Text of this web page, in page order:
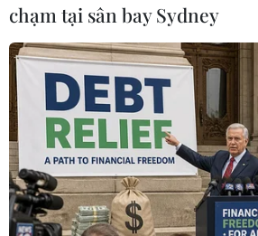
#TP.HCM #Dâng hương #Bánh
chạm tại sân bay Sydney